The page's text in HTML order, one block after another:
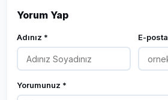
Yorum Yap
Adınız * E-posta
Yorumunuz *